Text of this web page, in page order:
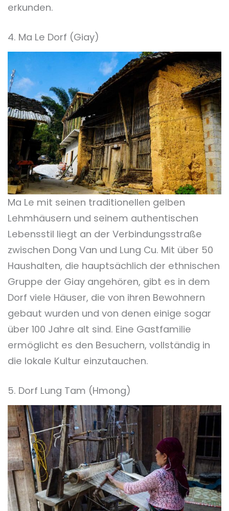
erkunden.
4. Ma Le Dorf (Giay)
Ma Le mit seinen traditionellen gelben
Lehmhäusern und seinem authentischen
Lebensstil liegt an der Verbindungsstraße
zwischen Dong Van und Lung Cu. Mit über 50
Haushalten, die hauptsächlich der ethnischen
Gruppe der Giay angehören, gibt es in dem
Dorf viele Häuser, die von ihren Bewohnern
gebaut wurden und von denen einige sogar
über 100 Jahre alt sind. Eine Gastfamilie
ermöglicht es den Besuchern, vollständig in
die lokale Kultur einzutauchen.
5. Dorf Lung Tam (Hmong)